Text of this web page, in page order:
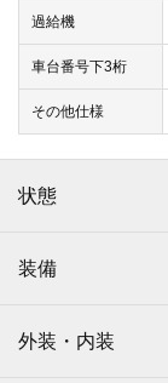
過給機
車台番号下3桁
その他仕様
状態
装備
外装・内装